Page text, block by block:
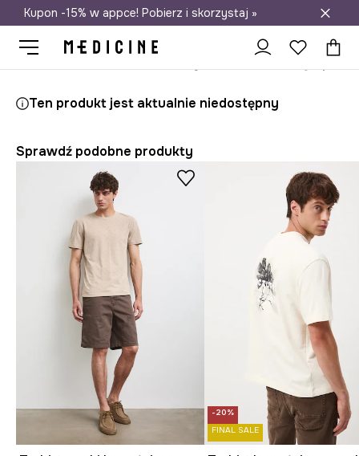
Darmowa dostawa do salonów
Kupon -15% w appce! Pobierz i skorzystaj »
Ten produkt jest aktualnie niedostępny
Sprawdź podobne produkty
-20%
FINAL SALE